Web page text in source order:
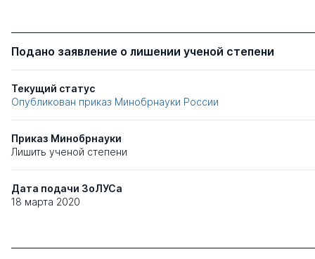
Подано заявление о лишении ученой степени
Текущий статус
Опубликован приказ Минобрнауки России
Приказ Минобрнауки
Лишить ученой степени
Дата подачи ЗоЛУСа
18 марта 2020